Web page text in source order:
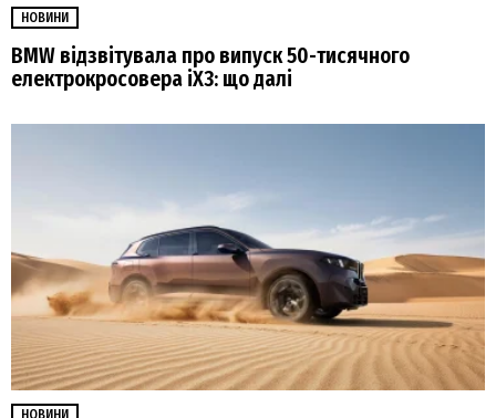
НОВИНИ
BMW відзвітувала про випуск 50-тисячного
електрокросовера iX3: що далі
НОВИНИ